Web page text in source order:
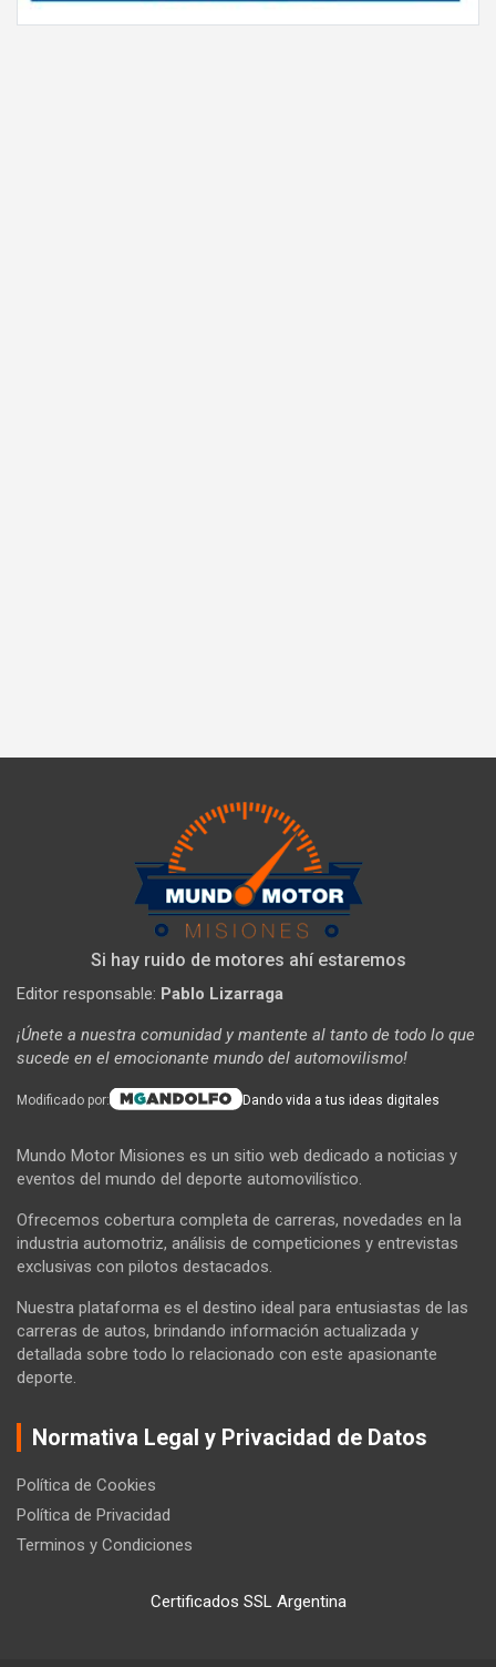
Si hay ruido de motores ahí estaremos
Editor responsable: Pablo Lizarraga
¡Únete a nuestra comunidad y mantente al tanto de todo lo que
sucede en el emocionante mundo del automovilismo!
Modificado por: Dando vida a tus ideas digitales
Mundo Motor Misiones es un sitio web dedicado a noticias y
eventos del mundo del deporte automovilístico.
Ofrecemos cobertura completa de carreras, novedades en la
industria automotriz, análisis de competiciones y entrevistas
exclusivas con pilotos destacados.
Nuestra plataforma es el destino ideal para entusiastas de las
carreras de autos, brindando información actualizada y
detallada sobre todo lo relacionado con este apasionante
deporte.
Normativa Legal y Privacidad de Datos
Política de Cookies
Política de Privacidad
Terminos y Condiciones
Certificados SSL Argentina